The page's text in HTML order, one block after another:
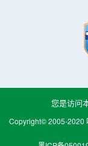
您是访问
Copyright© 2005-2020